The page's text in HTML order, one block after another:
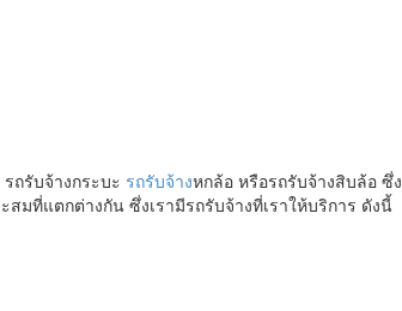
ถรับจ้างกระบะ รถรับจ้างหกล้อ หรือรถรับจ้างสิบล้อ ซึ่ง
มที่แตกต่างกัน ซึ่งเรามีรถรับจ้างที่เราให้บริการ ดังนี้